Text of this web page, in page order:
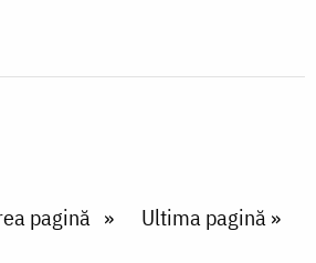
pagină Last page
Ultima pagină »